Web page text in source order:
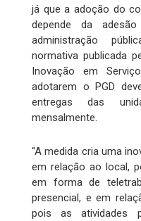
já que a adoção do
depende da
administração
normativa publicada
Inovação em
adotarem o PGD
entregas das
mensalmente.
“A medida cria uma
em relação ao local,
em forma de
presencial, e em
pois as atividades